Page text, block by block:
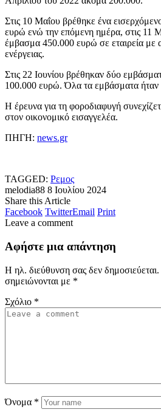
Στις 10 Μαΐου βρέθηκε ένα
ευρώ ενώ την επόμενη ημέρα, στις 11
έμβασμα 450.000 ευρώ σε εταιρεία με
ενέργειας.
Στις 22 Ιουνίου βρέθηκαν δύο
100.000 ευρώ. Όλα τα εμβάσματα ήταν
Η έρευνα για τη φοροδιαφυγή
στον οικονομικό εισαγγελέα.
ΠΗΓΗ: news.gr
TAGGED: Ρεμος
melodia88 8 Ιουλίου 2024
Share this Article
Facebook TwitterEmail Print
Leave a comment
Αφήστε μια απάντηση
Η ηλ. διεύθυνση σας δεν δημοσιεύεται.
σημειώνονται με *
Σχόλιο *
Όνομα *